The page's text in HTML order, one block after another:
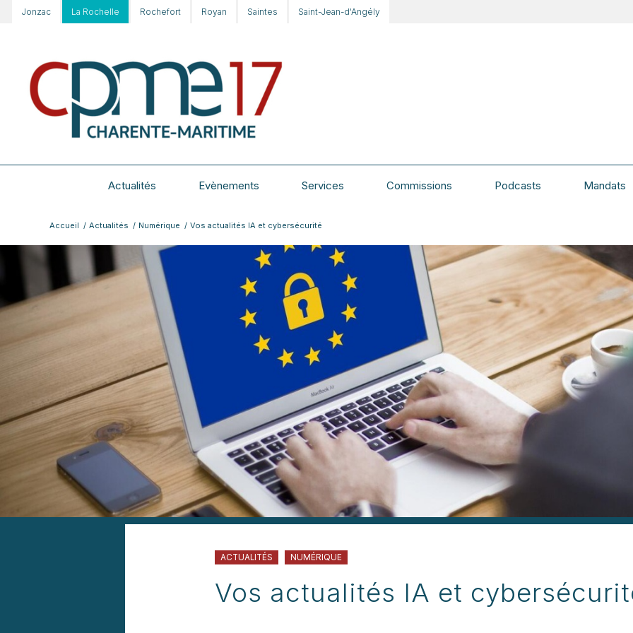
Jonzac La Rochelle Rochefort Royan Saintes Saint-Jean-d'Angély
Actualités Evènements Services Commissions Podcasts Mandats
Accueil / Actualités / Numérique / Vos actualités IA et cybersécurité
ACTUALITÉS NUMÉRIQUE
Vos actualités IA et